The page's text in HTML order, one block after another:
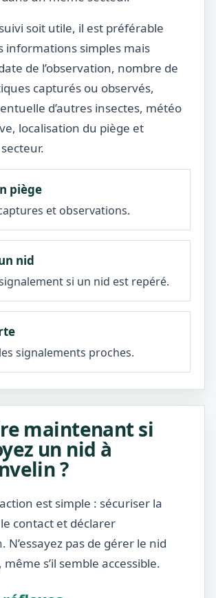
soit utile, il est préférable
informations simples mais
de l’observation, nombre de
capturés ou observés,
d’autres insectes, météo
localisation du piège et
piège
et observations.
nid
si un nid est repéré.
signalements proches.
maintenant si
un nid à
?
est simple : sécuriser la
contact et déclarer
N’essayez pas de gérer le nid
s’il semble accessible.